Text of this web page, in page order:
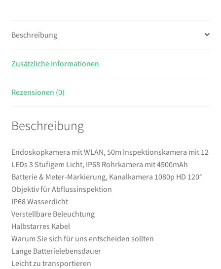
Licht,
Rohrkamera
4500mAh
Meter-
Kanalkamera
1080p
HD
120°
Objektiv
für
Abflussinspektion
Menge
Beschreibung
Zusätzliche Informationen
Rezensionen (0)
Beschreibung
Endoskopkamera mit WLAN, 50m Inspektionskamera mit 12
LEDs 3 Stufigem Licht, IP68 Rohrkamera mit 4500mAh
Batterie & Meter-Markierung, Kanalkamera 1080p HD 120°
Objektiv für Abflussinspektion
IP68 Wasserdicht
Verstellbare Beleuchtung
Halbstarres Kabel
Warum Sie sich für uns entscheiden sollten
Lange Batterielebensdauer
Leicht zu transportieren